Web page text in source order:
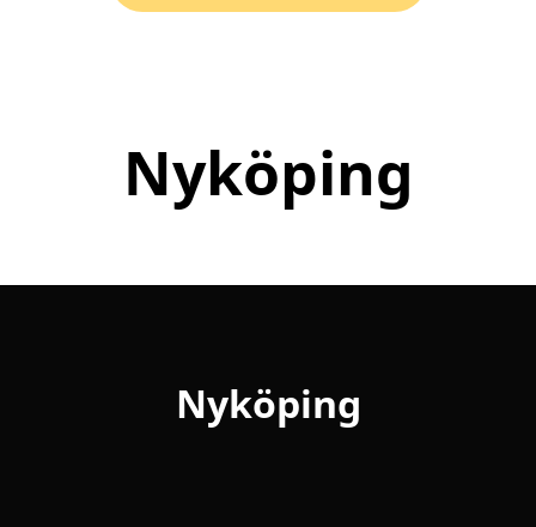
Nyköping
Nyköping